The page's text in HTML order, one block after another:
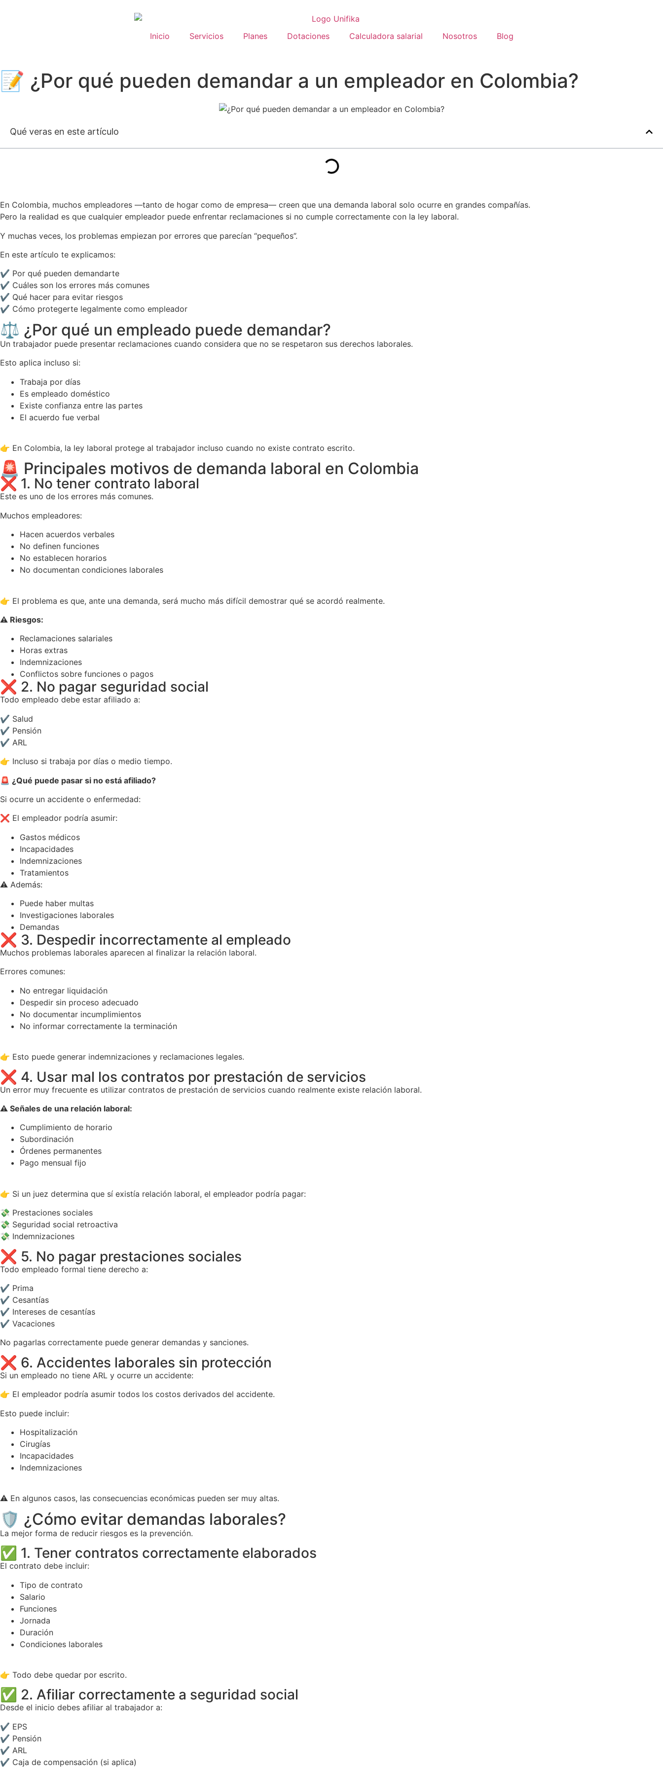
Inicio Servicios Planes Dotaciones Calculadora salarial Nosotros Blog
📝 ¿Por qué pueden demandar a un empleador en Colombia?
Qué veras en este artículo
En Colombia, muchos empleadores —tanto de hogar como de empresa— creen que una demanda laboral solo ocurre en grandes compañías.
Pero la realidad es que cualquier empleador puede enfrentar reclamaciones si no cumple correctamente con la ley laboral.
Y muchas veces, los problemas empiezan por errores que parecían “pequeños”.
En este artículo te explicamos:
✔ Por qué pueden demandarte
✔ Cuáles son los errores más comunes
✔ Qué hacer para evitar riesgos
✔ Cómo protegerte legalmente como empleador
⚖️ ¿Por qué un empleado puede demandar?
Un trabajador puede presentar reclamaciones cuando considera que no se respetaron sus derechos laborales.
Esto aplica incluso si:
Trabaja por días
Es empleado doméstico
Existe confianza entre las partes
El acuerdo fue verbal
👉 En Colombia, la ley laboral protege al trabajador incluso cuando no existe contrato escrito.
🚨 Principales motivos de demanda laboral en Colombia
❌ 1. No tener contrato laboral
Este es uno de los errores más comunes.
Muchos empleadores:
Hacen acuerdos verbales
No definen funciones
No establecen horarios
No documentan condiciones laborales
👉 El problema es que, ante una demanda, será mucho más difícil demostrar qué se acordó realmente.
⚠️ Riesgos:
Reclamaciones salariales
Horas extras
Indemnizaciones
Conflictos sobre funciones o pagos
❌ 2. No pagar seguridad social
Todo empleado debe estar afiliado a:
✔ Salud
✔ Pensión
✔ ARL
👉 Incluso si trabaja por días o medio tiempo.
🚨 ¿Qué puede pasar si no está afiliado?
Si ocurre un accidente o enfermedad:
❌ El empleador podría asumir:
Gastos médicos
Incapacidades
Indemnizaciones
Tratamientos
⚠️ Además:
Puede haber multas
Investigaciones laborales
Demandas
❌ 3. Despedir incorrectamente al empleado
Muchos problemas laborales aparecen al finalizar la relación laboral.
Errores comunes:
No entregar liquidación
Despedir sin proceso adecuado
No documentar incumplimientos
No informar correctamente la terminación
👉 Esto puede generar indemnizaciones y reclamaciones legales.
❌ 4. Usar mal los contratos por prestación de servicios
Un error muy frecuente es utilizar contratos de prestación de servicios cuando realmente existe relación laboral.
⚠️ Señales de una relación laboral:
Cumplimiento de horario
Subordinación
Órdenes permanentes
Pago mensual fijo
👉 Si un juez determina que sí existía relación laboral, el empleador podría pagar:
💸 Prestaciones sociales
💸 Seguridad social retroactiva
💸 Indemnizaciones
❌ 5. No pagar prestaciones sociales
Todo empleado formal tiene derecho a:
✔ Prima
✔ Cesantías
✔ Intereses de cesantías
✔ Vacaciones
No pagarlas correctamente puede generar demandas y sanciones.
❌ 6. Accidentes laborales sin protección
Si un empleado no tiene ARL y ocurre un accidente:
👉 El empleador podría asumir todos los costos derivados del accidente.
Esto puede incluir:
Hospitalización
Cirugías
Incapacidades
Indemnizaciones
⚠️ En algunos casos, las consecuencias económicas pueden ser muy altas.
🛡️ ¿Cómo evitar demandas laborales?
La mejor forma de reducir riesgos es la prevención.
✅ 1. Tener contratos correctamente elaborados
El contrato debe incluir:
Tipo de contrato
Salario
Funciones
Jornada
Duración
Condiciones laborales
👉 Todo debe quedar por escrito.
✅ 2. Afiliar correctamente a seguridad social
Desde el inicio debes afiliar al trabajador a:
✔ EPS
✔ Pensión
✔ ARL
✔ Caja de compensación (si aplica)